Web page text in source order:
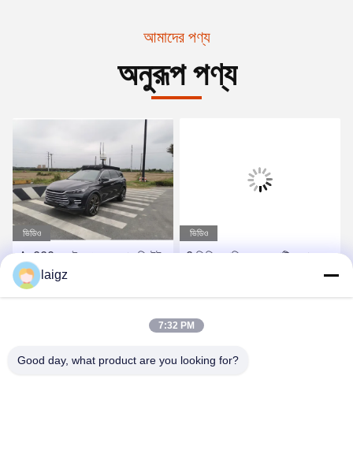
আমাদের পণ্য
অনুরূপ পণ্য
ভিডিও
Ac220v রেইন প্রুফ ড্রোন ডিটেক্টর
ছোট আকারের
ভিডিও
2 কিমি জ্যামিং রেঞ্জ অ্যান্টি ড্রোন
laigz
7:32 PM
Good day, what product are you looking for?